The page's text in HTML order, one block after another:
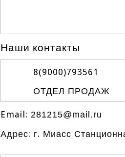
Наши контакты
8(9000)793561
ОТДЕЛ ПРОДАЖ
Email: 281215@mail.ru
Адрес: г. Миасс